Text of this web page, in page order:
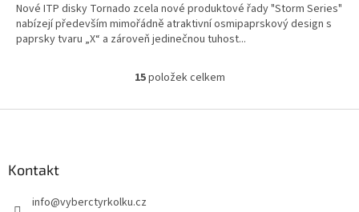
Nové ITP disky Tornado zcela nové produktové řady "Storm Series"
nabízejí především mimořádně atraktivní osmipaprskový design s
paprsky tvaru „X“ a zároveň jedinečnou tuhost...
O
l
15položek celkem
Kontakt
info@vyberctyrkolku.cz